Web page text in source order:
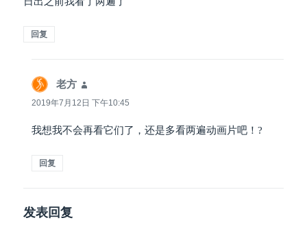
回复
老方
道：
2019年7月12日 下午10:45
我想我不会再看它们了，还是多看两遍动画片吧！?
回复
发表回复